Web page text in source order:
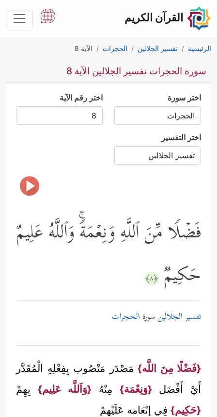
القرآن الكريم
الرئيسية تفسير الجلالين الحجرات الآية 8
سورة الحجرات تفسير الجلالين الآية 8
اختر سورة اختر رقم الآية
اختر التفسير
فَضۡلࣰا مِّنَ ٱللَّهِ وَنِعۡمَةࣰۚ وَٱللَّهُ عَلِیمٌ
حَكِیمࣱ ﴿٨﴾
تفسير الجلالينسورة الحجرات
{فَضْلًا مِنَ اللَّه} مَصْدَر مَنْصُوب بِفِعْلِهِ الْمُقَدَّر
أَيْ أَفْضَل {وَنِعْمَة} مِنْهُ {وَاَللَّه عَلِيم} بِهِمْ
{حَكِيم} فِي إنْعَامه عَلَيْهِمْ